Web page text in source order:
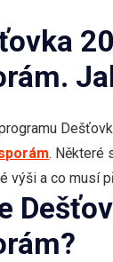
. Některé
výši a co musí